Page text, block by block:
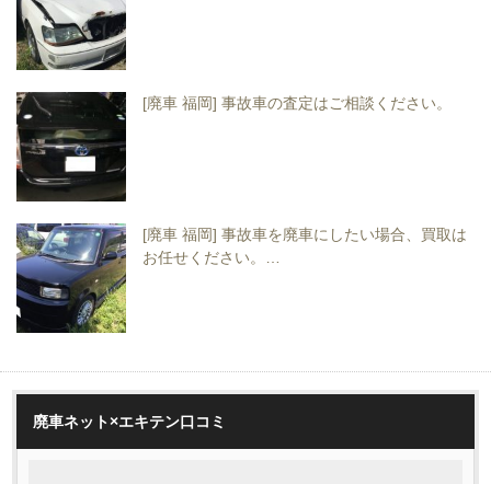
[廃車 福岡] 事故車の査定はご相談ください。
[廃車 福岡] 事故車を廃車にしたい場合、買取は
お任せください。…
廃車ネット×エキテン口コミ